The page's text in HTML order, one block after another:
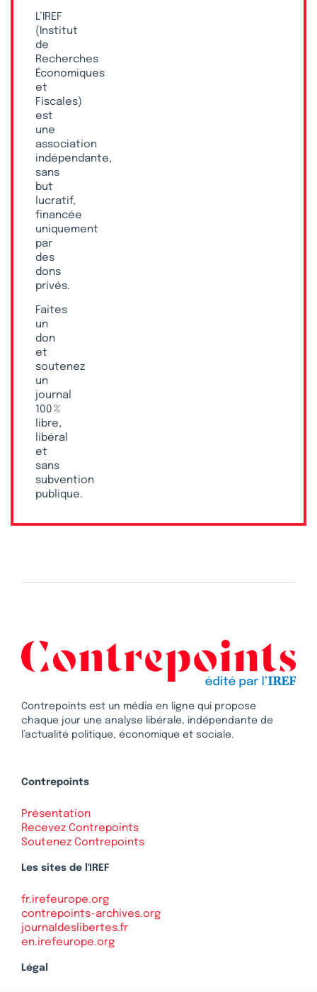
L’IREF
(Institut
de
Recherches
Économiques
et
Fiscales)
est
une
association
indépendante,
sans
but
lucratif,
financée
uniquement
par
des
dons
privés.
Faites
un
don
et
soutenez
un
journal
100 %
libre,
libéral
et
sans
subvention
publique.
Contrepoints est un média en ligne qui propose
chaque jour une analyse libérale, indépendante de
l’actualité politique, économique et sociale.
Contrepoints
Présentation
Recevez Contrepoints
Soutenez Contrepoints
Les sites de l'IREF
fr.irefeurope.org
contrepoints-archives.org
journaldeslibertes.fr
en.irefeurope.org
Légal